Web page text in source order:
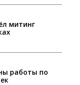
митинг
работы по